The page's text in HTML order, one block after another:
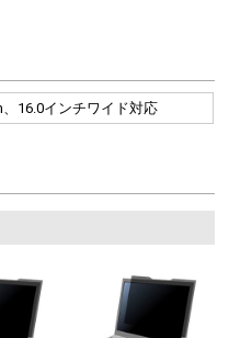
、16.0インチワイド対応